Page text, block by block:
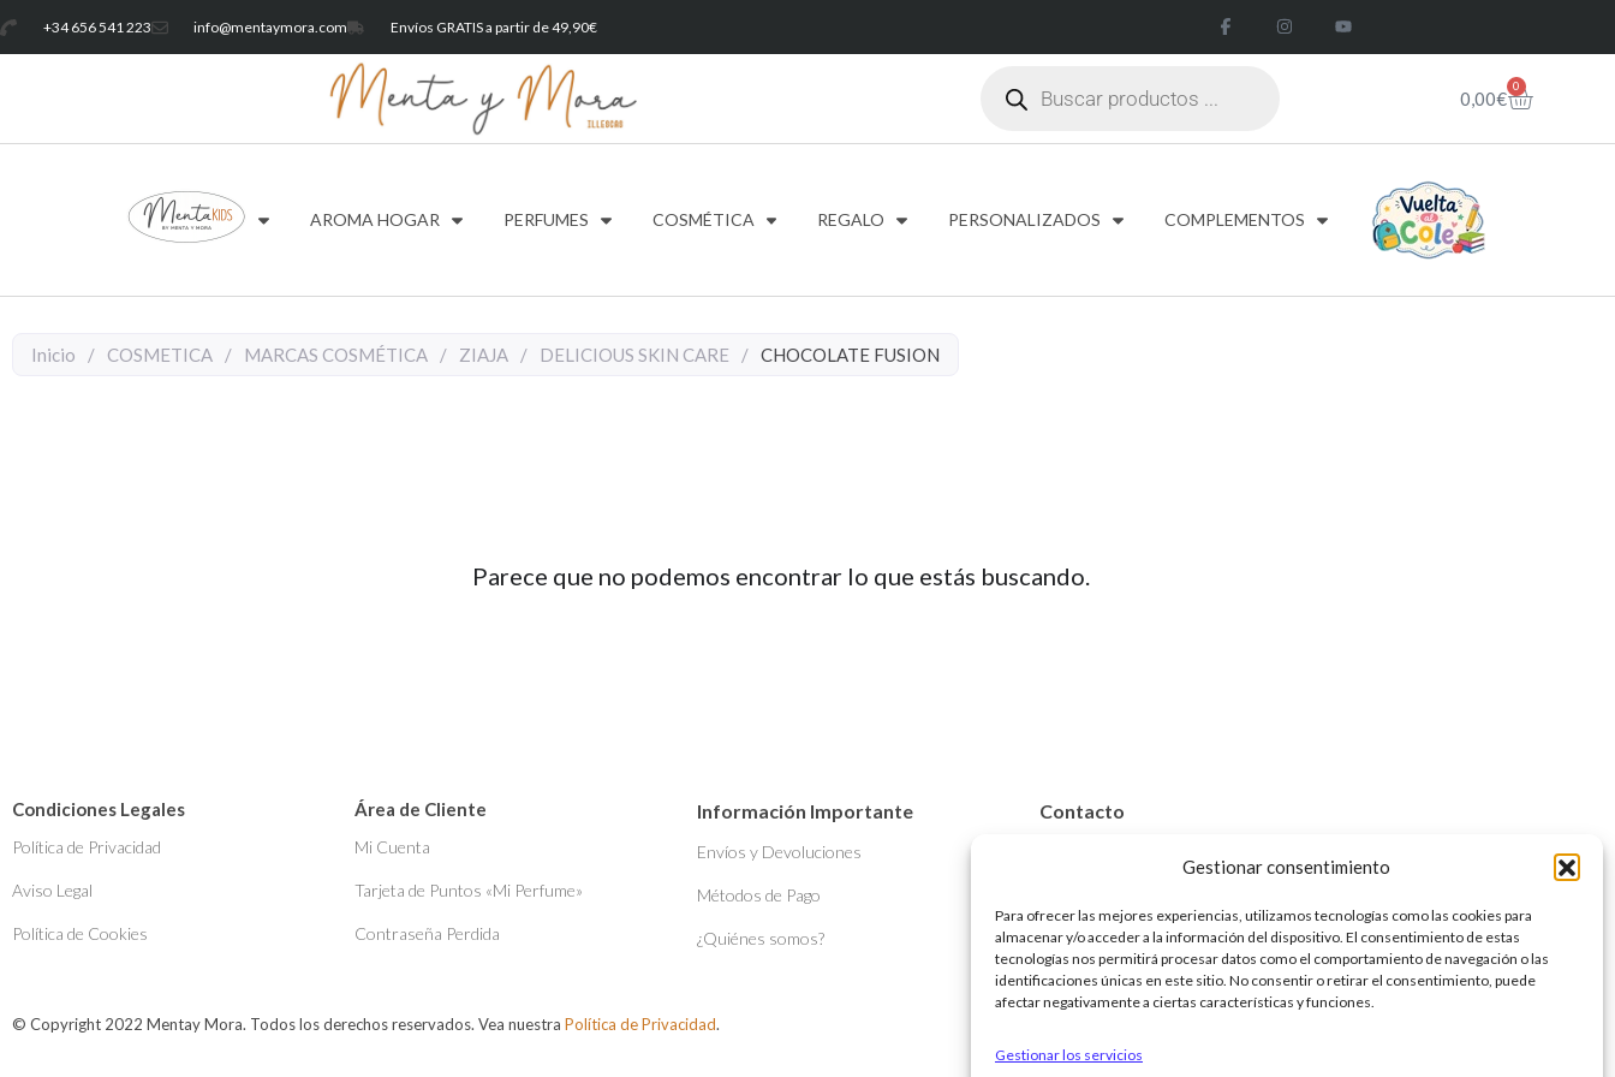
Gestionar consentimiento
Para ofrecer las mejores experiencias, utilizamos tecnologías como las cookies para
almacenar y/o acceder a la información del dispositivo. El consentimiento de estas
tecnologías nos permitirá procesar datos como el comportamiento de navegación o las
identificaciones únicas en este sitio. No consentir o retirar el consentimiento, puede
afectar negativamente a ciertas características y funciones.
Gestionar los servicios
+34 656 541 223 info@mentaymora.com Envíos GRATIS a partir de 49,90€
0,00€
0
AROMA HOGAR PERFUMES COSMÉTICA REGALO PERSONALIZADOS COMPLEMENTOS
Inicio / COSMETICA / MARCAS COSMÉTICA / ZIAJA / DELICIOUS SKIN CARE / CHOCOLATE FUSION
Parece que no podemos encontrar lo que estás buscando.
Condiciones Legales
Política de Privacidad
Aviso Legal
Política de Cookies
Área de Cliente
Mi Cuenta
Tarjeta de Puntos «Mi Perfume»
Contraseña Perdida
Información Importante
Envíos y Devoluciones
Métodos de Pago
¿Quiénes somos?
Contacto
© Copyright 2022 Mentay Mora. Todos los derechos reservados. Vea nuestra Política de Privacidad.